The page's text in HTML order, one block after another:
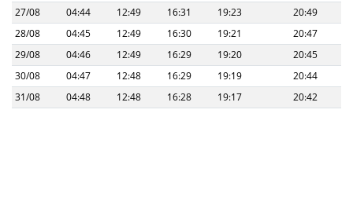
27/08
04:44 12:49 16:31 19:23
20:49
28/08
04:45 12:49 16:30 19:21
20:47
29/08
04:46 12:49 16:29 19:20
20:45
30/08
04:47 12:48 16:29 19:19
20:44
31/08
04:48 12:48 16:28 19:17 20:42